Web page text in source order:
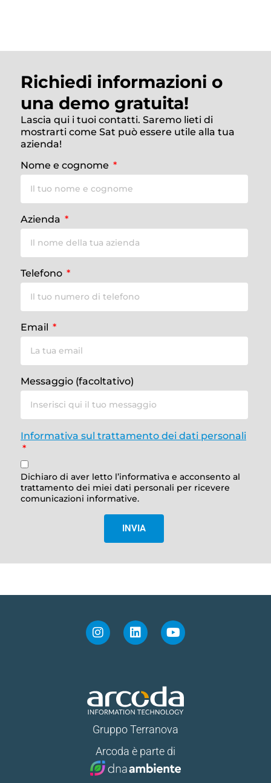
Richiedi informazioni o
una demo gratuita!
Lascia qui i tuoi contatti. Saremo lieti di
mostrarti come Sat può essere utile alla tua
azienda!
Nome e cognome
Azienda
Telefono
Email
Messaggio (facoltativo)
Informativa sul trattamento dei dati personali
Dichiaro di aver letto l’informativa e acconsento al
trattamento dei miei dati personali per ricevere
comunicazioni informative.
INVIA
Gruppo Terranova
Arcoda è parte di